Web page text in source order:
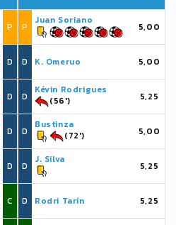
P
D
D
D
D
C
P
Juan Soriano
5,00
D K. Omeruo 5,00
D
Kévin Rodrigues
(56')
5,25
D
Bustinza
(72')
5,00
D
J. Silva
5,25
D Rodri Tarín 5,25